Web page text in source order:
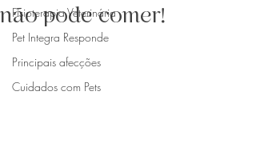
Fisioterapia Veterinária
Pet Integra Responde
Principais afecções
Cuidados com Pets
não pode comer!